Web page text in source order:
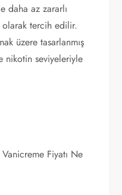
daha az zararlı
tercih edilir.
üzere tasarlanmış
nikotin seviyeleriyle
Fiyatı Ne